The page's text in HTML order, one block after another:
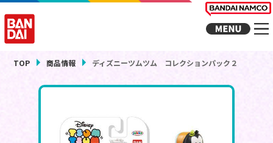
TOP 商品情報 ディズニーツムツム コレクションパック２